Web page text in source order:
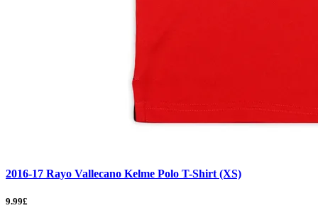
2016-17 Rayo Vallecano Kelme Polo T-Shirt (XS)
9.99£